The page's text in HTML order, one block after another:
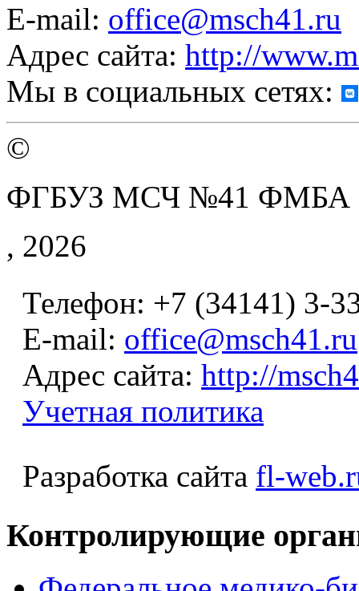
E-mail: office@msch41.ru
Адрес сайта: http://
Мы в социальных сетях:
©
ФГБУЗ МСЧ №41
, 2026
Телефон: +7 (34141) 3-
E-mail: office@msch41.ru
Адрес сайта: http://
Учетная политика
Разработка сайта fl-
Контролирующие